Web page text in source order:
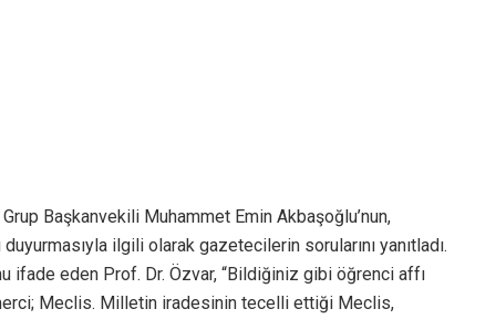
Başkanvekili Muhammet Emin Akbaşoğlu’nun,
duyurmasıyla ilgili olarak gazetecilerin sorularını yanıtladı.
ifade eden Prof. Dr. Özvar, “Bildiğiniz gibi öğrenci affı
Meclis. Milletin iradesinin tecelli ettiği Meclis,